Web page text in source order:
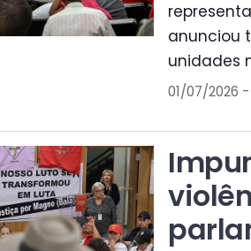
anunciou
unidades
01/07/2026 -